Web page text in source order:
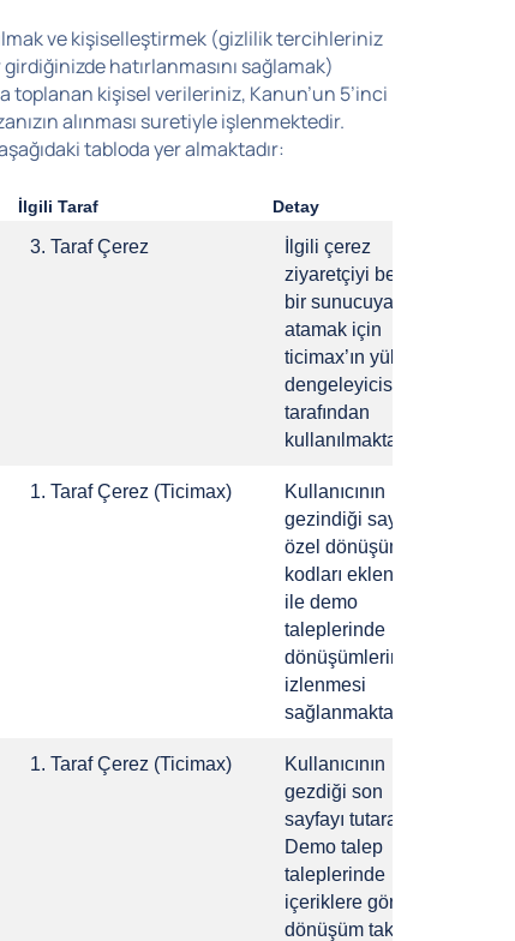
ve kişiselleştirmek (gizlilik tercihleriniz
hatırlanmasını sağlamak)
toplanan kişisel verileriniz, Kanun’un 5’inci
alınması suretiyle işlenmektedir.
tabloda yer almaktadır:
İlgili Taraf Detay
3. Taraf Çerez
İlgili çerez
ziyaretçiyi belirli
bir sunucuya
atamak için
ticimax’ın yük
dengeleyicisi
tarafından
kullanılmaktadır.
1. Taraf Çerez (Ticimax)
Kullanıcının
gezindiği sayfalara
özel dönüşüm
kodları eklenmesi
ile demo
taleplerinde
dönüşümlerin
izlenmesi
sağlanmaktadır
1. Taraf Çerez (Ticimax)
Kullanıcının
gezdiği son
sayfayı tutarak
Demo talep
taleplerinde
içeriklere göre
dönüşüm takibi